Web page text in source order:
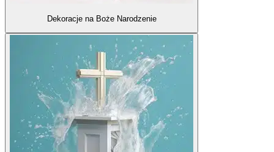
Dekoracje na Boże Narodzenie